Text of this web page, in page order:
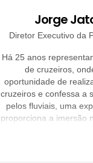
Jorge
Diretor Executivo da
Há 25 anos
de cruzeiros,
oportunidade de
cruzeiros e confessa a
pelos fluviais, uma
proporciona a imersão